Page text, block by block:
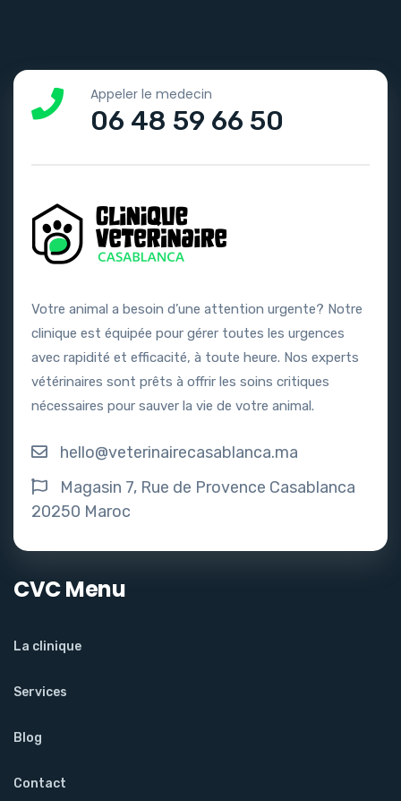
Appeler le medecin
06 48 59 66 50
Votre animal a besoin d’une attention urgente? Notre
clinique est équipée pour gérer toutes les urgences
avec rapidité et efficacité, à toute heure. Nos experts
vétérinaires sont prêts à offrir les soins critiques
nécessaires pour sauver la vie de votre animal.
hello@veterinairecasablanca.ma
Magasin 7, Rue de Provence Casablanca
20250 Maroc
CVC Menu
La clinique
Services
Blog
Contact